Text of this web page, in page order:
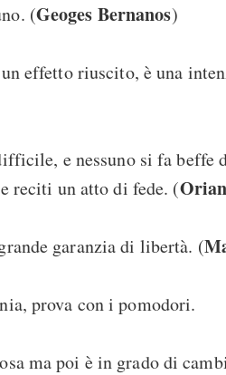
(Geoges Bernanos)
effetto riuscito, è una
e nessuno si fa beffe
reciti un atto di fede. (
garanzia di libertà. (
prova con i pomodori.
ma poi è in grado di